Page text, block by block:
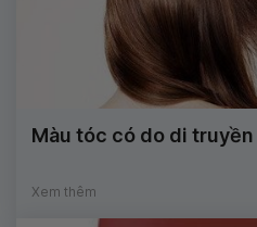
Màu tóc có do di
Xem thêm